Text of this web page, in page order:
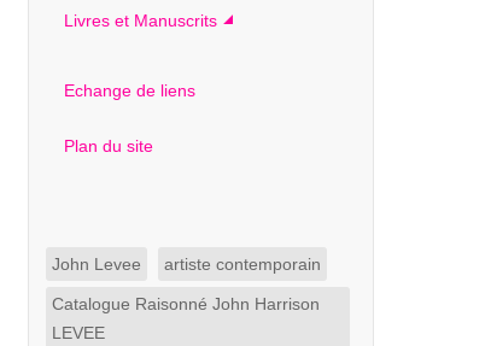
Livres et Manuscrits
Echange de liens
Plan du site
John Levee artiste contemporain
Catalogue Raisonné John Harrison
LEVEE